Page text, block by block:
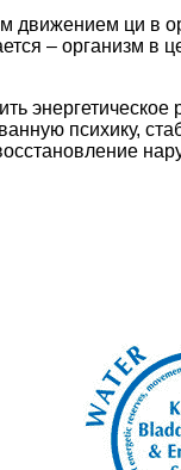
движением ци в
– организм в
энергетическое
психику,